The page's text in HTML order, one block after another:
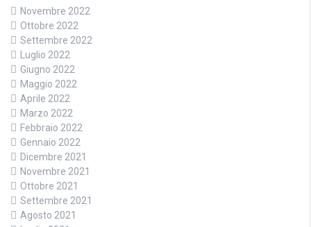
Novembre 2022
Ottobre 2022
Settembre 2022
Luglio 2022
Giugno 2022
Maggio 2022
Aprile 2022
Marzo 2022
Febbraio 2022
Gennaio 2022
Dicembre 2021
Novembre 2021
Ottobre 2021
Settembre 2021
Agosto 2021